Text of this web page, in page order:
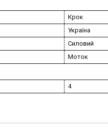
Крок
Україна
Силовий
Моток
4